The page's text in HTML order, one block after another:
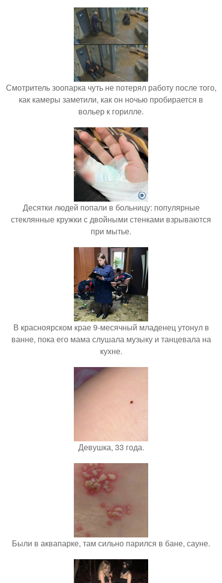
Смотритель зоопарка чуть не потерял работу после того,
как камеры заметили, как он ночью пробирается в
вольер к горилле.
Десятки людей попали в больницу: популярные
стеклянные кружки с двойными стенками взрываются
при мытье.
В красноярском крае 9-месячный младенец утонул в
ванне, пока его мама слушала музыку и танцевала на
кухне.
Девушка, 33 года.
Были в аквапарке, там сильно парился в бане, сауне.